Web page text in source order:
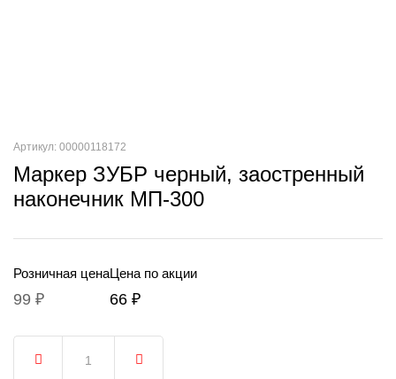
Артикул: 00000118172
Маркер ЗУБР черный, заостренный
наконечник МП-300
Розничная цена
99 ₽
Цена по акции
66 ₽